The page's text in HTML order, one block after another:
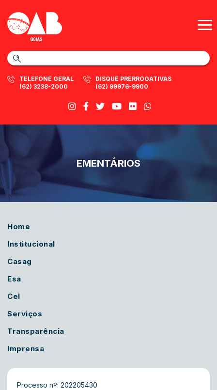
TELEFONE GERAL
(62) 3238-2000
DISQUE PRERROGATIVAS
(62) 99976-9900
EMENTÁRIOS
Home
Institucional
Casag
Esa
Cel
Serviços
Transparência
Imprensa
Processo nº: 202205430